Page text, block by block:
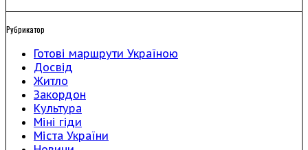
Рубрикатор
Готові маршрути Україною
Досвід
Житло
Закордон
Культура
Міні гіди
Міста України